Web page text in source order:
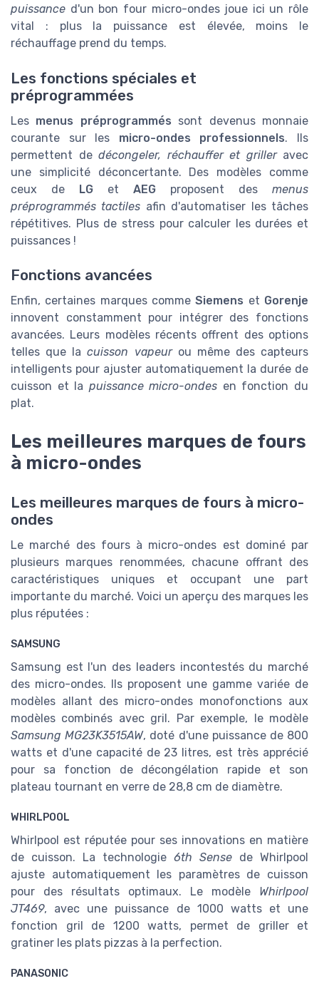
puissance d'un bon four micro-ondes joue ici un rôle
vital : plus la puissance est élevée, moins le
réchauffage prend du temps.
Les fonctions spéciales et
préprogrammées
Les menus préprogrammés sont devenus monnaie
courante sur les micro-ondes professionnels. Ils
permettent de décongeler, réchauffer et grilleravec
une simplicité déconcertante. Des modèles comme
ceux de LG et AEG proposent des menus
préprogrammés tactiles afin d'automatiser les tâches
répétitives. Plus de stress pour calculer les durées et
puissances !
Fonctions avancées
Enfin, certaines marques commeSiemens et Gorenje
innovent constamment pour intégrer des fonctions
avancées. Leurs modèles récents offrent des options
telles que lacuisson vapeurou même des capteurs
intelligents pour ajuster automatiquement la durée de
cuisson et la puissance micro-ondes en fonction du
plat.
Les meilleures marques de fours
à micro-ondes
Les meilleures marques de fours à micro-
ondes
Le marché des fours à micro-ondes est dominé par
plusieurs marques renommées, chacune offrant des
caractéristiques uniques et occupant une part
importante du marché. Voici un aperçu des marques les
plus réputées :
SAMSUNG
Samsung est l'un des leaders incontestés du marché
des micro-ondes. Ils proposent une gamme variée de
modèles allant des micro-ondes monofonctions aux
modèles combinés avec gril. Par exemple, le modèle
Samsung MG23K3515AW, doté d'une puissance de 800
watts et d'une capacité de 23 litres, est très apprécié
pour sa fonction de décongélation rapide et son
plateau tournant en verre de 28,8 cm de diamètre.
WHIRLPOOL
Whirlpool est réputée pour ses innovations en matière
de cuisson. La technologie 6th Sense de Whirlpool
ajuste automatiquement les paramètres de cuisson
pour des résultats optimaux. Le modèle Whirlpool
JT469, avec une puissance de 1000 watts et une
fonction gril de 1200 watts, permet de griller et
gratiner les plats pizzas à la perfection.
PANASONIC